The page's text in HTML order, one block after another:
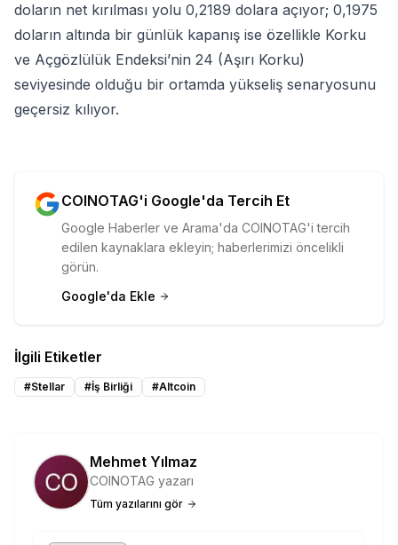
doların net kırılması yolu 0,2189 dolara açıyor; 0,1975
doların altında bir günlük kapanış ise özellikle Korku
ve Açgözlülük Endeksi’nin 24 (Aşırı Korku)
seviyesinde olduğu bir ortamda yükseliş senaryosunu
geçersiz kılıyor.
COINOTAG'i Google'da Tercih Et
Google Haberler ve Arama'da COINOTAG'i tercih
edilen kaynaklara ekleyin; haberlerimizi öncelikli
görün.
Google'da Ekle
İlgili Etiketler
#Stellar #İş Birliği #Altcoin
Mehmet Yılmaz
COINOTAG yazarı
Tüm yazılarını gör